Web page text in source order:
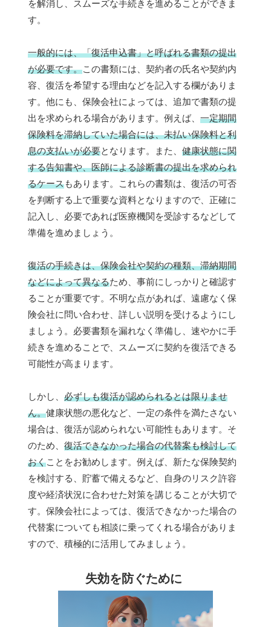
を解消し、スムーズな手続きを進めることができま
す。
一般的には、「復活申込書」と呼ばれる書類の提出
が必要です。この書類には、契約者の氏名や契約内
容、復活を希望する理由などを記入する欄がありま
す。他にも、保険会社によっては、追加で書類の提
出を求められる場合があります。例えば、 一定期間
保険料を滞納していた場合には、未払い保険料と利
息の支払いが必要となります。また、 健康状態に関
する告知書や、医師による診断書の提出を求められ
るケースもあります。これらの書類は、復活の可否
を判断する上で重要な資料となりますので、正確に
記入し、必要であれば医療機関を受診するなどして
準備を進めましょう。
復活の手続きは、保険会社や契約の種類、滞納期間
などによって異なるため、事前にしっかりと確認す
ることが重要です。不明な点があれば、遠慮なく保
険会社に問い合わせ、詳しい説明を受けるようにし
ましょう。必要書類を漏れなく準備し、速やかに手
続きを進めることで、スムーズに契約を復活できる
可能性が高まります。
しかし、 必ずしも復活が認められるとは限りませ
ん。健康状態の悪化など、一定の条件を満たさない
場合は、復活が認められない可能性もあります。そ
のため、 復活できなかった場合の代替案も検討して
おくことをお勧めします。例えば、新たな保険契約
を検討する、貯蓄で備えるなど、自身のリスク許容
度や経済状況に合わせた対策を講じることが大切で
す。保険会社によっては、復活できなかった場合の
代替案についても相談に乗ってくれる場合がありま
すので、積極的に活用してみましょう。
失効を防ぐために